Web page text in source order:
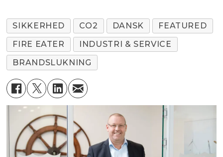
SIKKERHED CO2 DANSK
FEATURED
FIRE EATER
INDUSTRI & SERVICE
BRANDSLUKNING